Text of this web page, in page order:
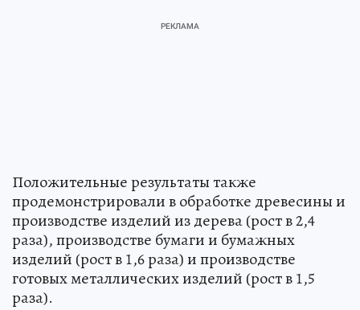
Положительные результаты также
продемонстрировали в обработке древесины и
производстве изделий из дерева (рост в 2,4
раза), производстве бумаги и бумажных
изделий (рост в 1,6 раза) и производстве
готовых металлических изделий (рост в 1,5
раза).